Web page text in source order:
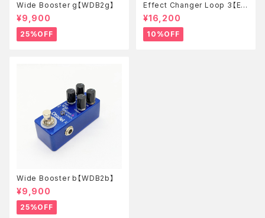
Wide Booster g【WDB2g】
¥9,900
25%OFF
Effect Changer Loop 3【EC
L3】
¥16,200
10%OFF
Wide Booster b【WDB2b】
¥9,900
25%OFF